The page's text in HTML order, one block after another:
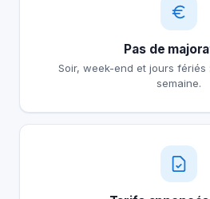
Pas de
Soir, week-end et jours fériés
semaine.